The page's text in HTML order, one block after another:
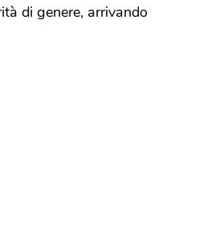
di genere, arrivando